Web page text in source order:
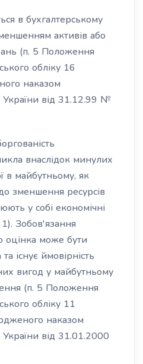
в бухгалтерському
активів або
(п. 5 Положення
обліку 16
наказом
України від 31.12.99 №
внаслідок минулих
в майбутньому, як
зменшення ресурсів
у собі економічні
Зобов'язання
оцінка може бути
існує ймовірність
вигод у майбутньому
(п. 5 Положення
обліку 11
наказом
України від 31.01.2000